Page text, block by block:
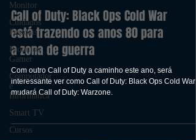
Monitor
Cuidados
Pessoais
Produtos
Gamer
Computador
e
Informática
Smart TV
Cursos
Call of Duty: Black Ops Cold War
está trazendo os anos 80 para
a zona de guerra
Com outro Call of Duty a caminho este ano, será
interessante ver como Call of Duty: Black Ops Cold War